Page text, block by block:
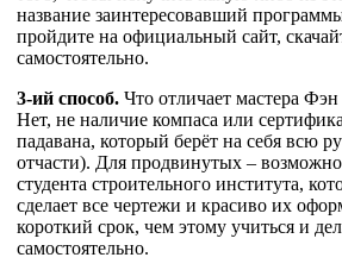
название заинтересовавший
пройдите на официальный сайт,
самостоятельно.
3-ий способ. Что отличает мастера
Нет, не наличие компаса или
падавана, который берёт на себя всю
отчасти). Для продвинутых –
студента строительного института,
сделает все чертежи и красиво их
короткий срок, чем этому учиться и
самостоятельно.